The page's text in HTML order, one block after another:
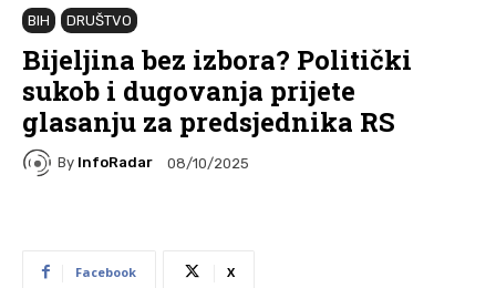
BIH DRUŠTVO
Bijeljina bez izbora? Politički
sukob i dugovanja prijete
glasanju za predsjednika RS
By InfoRadar 08/10/2025
Facebook X